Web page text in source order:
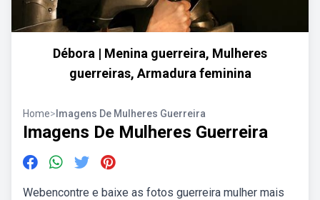
Débora | Menina guerreira, Mulheres
guerreiras, Armadura feminina
Home> Imagens De Mulheres Guerreira
Imagens De Mulheres Guerreira
Webencontre e baixe as fotos guerreira mulher mais